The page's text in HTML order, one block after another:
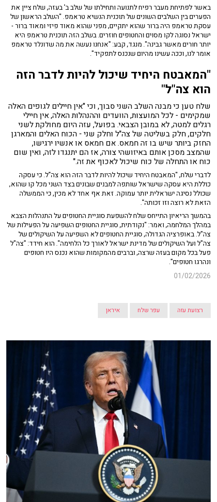
באשר לפתיחת מעבר רפיח לתנועה ותחילתו של שלב ב' בעזה, שלח ציין את
הפערים בין השלבים השונים של תוכנית הנשיא טראמפ. "השלב הראשון של
עסקת טראמפ היה ברור שהוא יתקיים, מפני שהוא מאוד פיזי ומאוד ברור -
ישראל נסוגה לקו מסוים והחטופים חוזרים. בשלב הזה תוכנית טראמפ היא
יותר חורים מאשר גבינה". מנגד, קבע: "אנחנו נעשה את מה שדונלד טראמפ
אומר לנו, וככה עשינו מהיום שנכנס לתפקיד".
"המאבטח היחיד שיכול להיות לדבר הזה
הוא צה"ל"
שלח טען כי מבנה השלב השני סבוך, וכי "אין חיילים לגופים האלה
שמקימים - לכל המועצות, הוועדים וההנהלות האלה, אין חיילי
רגלים למטה, לא במובן הצבאי. בפועל, עזה היום מחולקת לשני
חלקים, חלק בשליטה של צה"ל וחלק שני - הכוח האלים והמארגן
החזק ביותר שיש בו זה חמאס. אם חמאס או אנשיו ירגישו,
שהמצב מסכן אותם באיזושהי צורה, אז הם יתנגדו לזה, ואין שום
כוח או התחלה של כוח שיכול לאכוף את זה."
לדברי שלח, "המאבטח היחיד שיכול להיות לדבר הזה הוא צה"ל. כי עסקה
כוללת היא עסקה שישראל שותפה למבנים שבונים בצד השני מכל קו שהוא,
שכולל נסיגה ישראלית יותר עמוקה. זאת אף אחד לא מכין, כי הממשלה
הזאת לא רוצה וזו זכותה".
בהמשך הריאיון התייחס שלח להשפעת סוגיית החטופים על התנהלות הצבא
במהלך המלחמה, ואמר: "נקודתית, סוגיית החטופים השפיעה על הפעילות של
צה"ל. באופרציה הגדולה, סוגיית החטופים לא השפיעה על השיקולים של
צה"ל ועל השיקולים של מדינת ישראל לאורך כל הלחימה". הוא חידד: "צה"ל
פעל בכל מקום בעזה שרצה, וברבים מהמקומות שהוא נכנס היו חטופים
ונהרגו חטופים".
01/02/2026
רצועת עזה עפר שלח איראן